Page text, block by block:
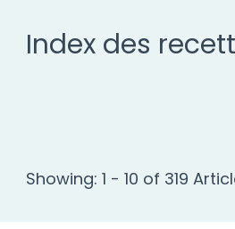
Index des
Showing: 1 - 10 of 319